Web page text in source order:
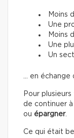
Moins
Une
Moins
Une
Un
… en échange
Pour
de continuer à
ou épargner.
Ce qui était